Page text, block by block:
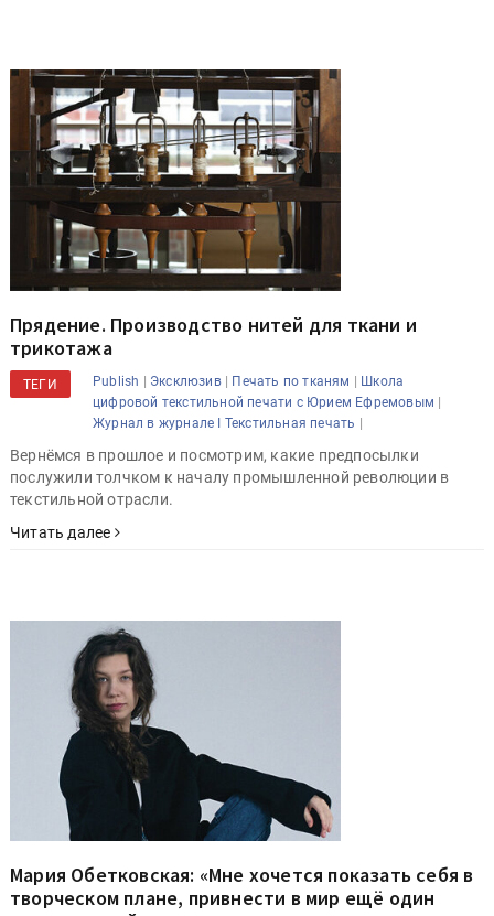
Прядение. Производство нитей для ткани и
трикотажа
ТЕГИ Publish | Эксклюзив| Печать по тканям | Школа
цифровой текстильной печати с Юрием Ефремовым |
Журнал в журнале I Текстильная печать |
Вернёмся в прошлое и посмотрим, какие предпосылки
послужили толчком к началу промышленной революции в
текстильной отрасли.
Читать далее
Мария Обетковская: «Мне хочется показать себя в
творческом плане, привнести в мир ещё один